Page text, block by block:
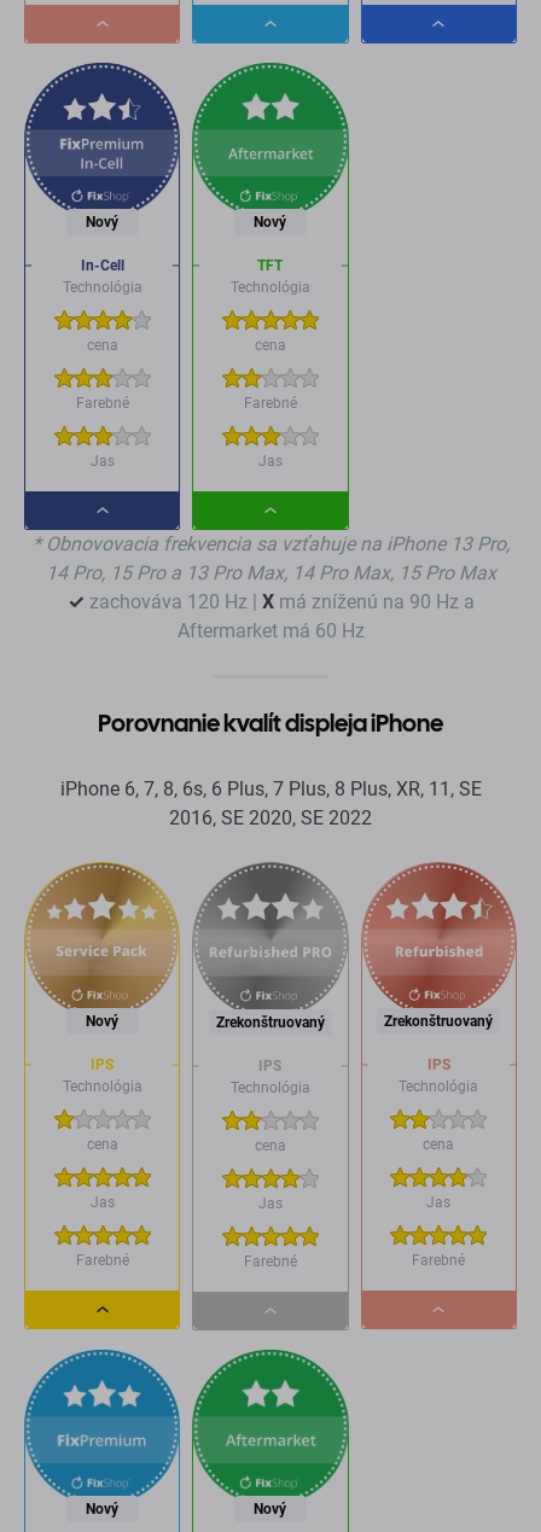
Dropdown
button
Dropdown
button
Dropdown
Nový
In-Cell
Technológia
cena
Farebné
Jas
Dropdown
button
Nový
TFT
Technológia
cena
Farebné
Jas
Dropdown
button
* Obnovovacia frekvencia sa vzťahuje na iPhone 13 Pro,
14 Pro, 15 Pro a 13 Pro Max, 14 Pro Max, 15 Pro Max
✓ zachováva 120 Hz | X má zníženú na 90 Hz a
Aftermarket má 60 Hz
Porovnanie kvalít displeja iPhone
iPhone 6, 7, 8, 6s, 6 Plus, 7 Plus, 8 Plus, XR, 11, SE
2016, SE 2020, SE 2022
Nový
IPS
Technológia
cena
Jas
Farebné
Dropdown
button
Zrekonštruovaný
IPS
Technológia
cena
Jas
Farebné
Dropdown
button
Zrekonštruovaný
IPS
Technológia
cena
Jas
Farebné
Dropdown
Nový Nový